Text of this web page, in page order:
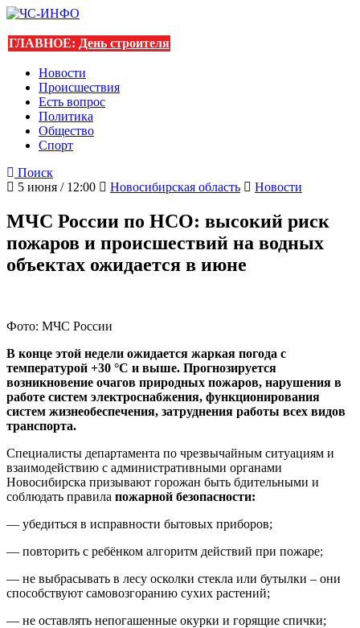
ГЛАВНОЕ: День строителя
Новости
Происшествия
Есть вопрос
Политика
Общество
Спорт
Поиск
5 июня / 12:00
Новосибирская область Новости
МЧС России по НСО: высокий риск
пожаров и происшествий на водных
объектах ожидается в июне
Фото: МЧС России
В конце этой недели ожидается жаркая погода с
температурой +30 °C и выше. Прогнозируется
возникновение очагов природных пожаров, нарушения в
работе систем электроснабжения, функционирования
систем жизнеобеспечения, затруднения работы всех видов
транспорта.
Специалисты департамента по чрезвычайным ситуациям и
взаимодействию с административными органами
Новосибирска призывают горожан быть бдительными и
соблюдать правила пожарной безопасности:
— убедиться в исправности бытовых приборов;
— повторить с ребёнком алгоритм действий при пожаре;
— не выбрасывать в лесу осколки стекла или бутылки – они
способствуют самовозгоранию сухих растений;
— не оставлять непогашенные окурки и горящие спички;